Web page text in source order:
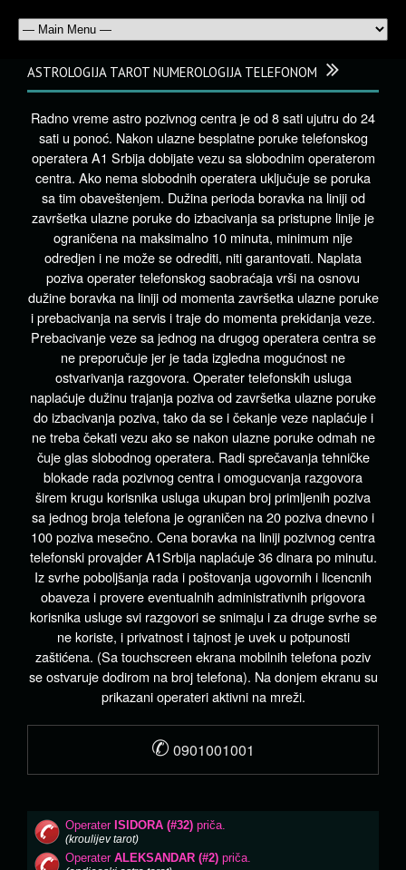
ASTROLOGIJA TAROT NUMEROLOGIJA TELEFONOM
Radno vreme astro pozivnog centra je od 8 sati ujutru do 24
sati u ponoć. Nakon ulazne besplatne poruke telefonskog
operatera A1 Srbija dobijate vezu sa slobodnim operaterom
centra. Ako nema slobodnih operatera uključuje se poruka
sa tim obaveštenjem. Dužina perioda boravka na liniji od
završetka ulazne poruke do izbacivanja sa pristupne linije je
ograničena na maksimalno 10 minuta, minimum nije
odredjen i ne može se odrediti, niti garantovati. Naplata
poziva operater telefonskog saobraćaja vrši na osnovu
dužine boravka na liniji od momenta završetka ulazne poruke
i prebacivanja na servis i traje do momenta prekidanja veze.
Prebacivanje veze sa jednog na drugog operatera centra se
ne preporučuje jer je tada izgledna mogućnost ne
ostvarivanja razgovora. Operater telefonskih usluga
naplaćuje dužinu trajanja poziva od završetka ulazne poruke
do izbacivanja poziva, tako da se i čekanje veze naplaćuje i
ne treba čekati vezu ako se nakon ulazne poruke odmah ne
čuje glas slobodnog operatera. Radi sprečavanja tehničke
blokade rada pozivnog centra i omogucvanja razgovora
širem krugu korisnika usluga ukupan broj primljenih poziva
sa jednog broja telefona je ograničen na 20 poziva dnevno i
100 poziva mesečno. Cena boravka na liniji pozivnog centra
telefonski provajder A1Srbija naplaćuje 36 dinara po minutu.
Iz svrhe poboljšanja rada i poštovanja ugovornih i licencnih
obaveza i provere eventualnih administrativnih prigovora
korisnika usluge svi razgovori se snimaju i za druge svrhe se
ne koriste, i privatnost i tajnost je uvek u potpunosti
zaštićena. (Sa touchscreen ekrana mobilnih telefona poziv
se ostvaruje dodirom na broj telefona). Na donjem ekranu su
prikazani operateri aktivni na mreži.
✆ 0901001001